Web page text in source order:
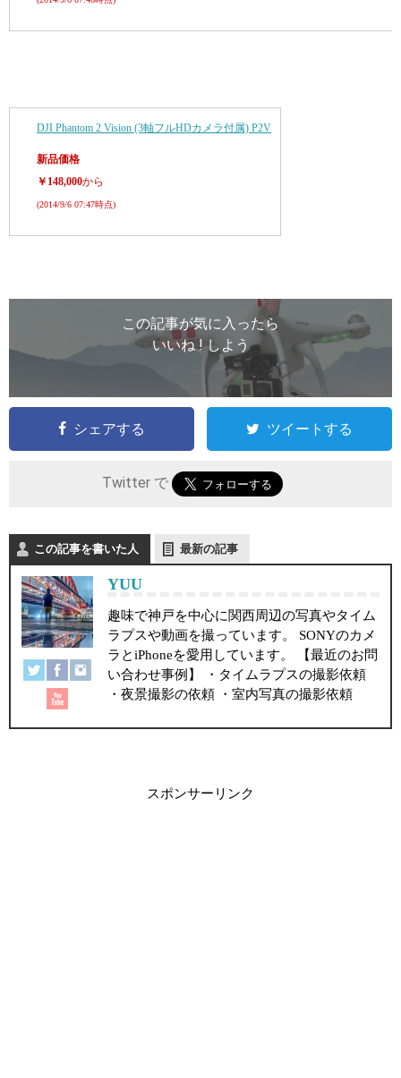
DJI Phantom 2 Vision (3軸フルHDカメラ付属) P2V
新品価格
￥148,000から
(2014/9/6 07:47時点)
この記事が気に入ったら
いいね ! しよう
シェアする ツイートする
Twitter で
この記事を書いた人 最新の記事
YUU
趣味で神戸を中心に関西周辺の写真やタイム
ラプスや動画を撮っています。 SONYのカメ
ラとiPhoneを愛用しています。 【最近のお問
い合わせ事例】 ・タイムラプスの撮影依頼
・夜景撮影の依頼 ・室内写真の撮影依頼
スポンサーリンク